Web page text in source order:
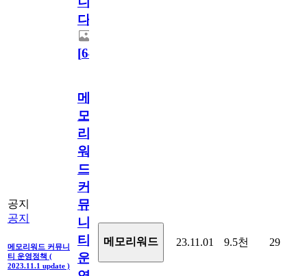
다.
[64
공지
공지
메모리워드 커뮤니
티 운영정책 (
2023.11.1 update )
메
모
리
워
드
커
뮤
니
티
운
메모리워드 23.11.01 9.5천 29